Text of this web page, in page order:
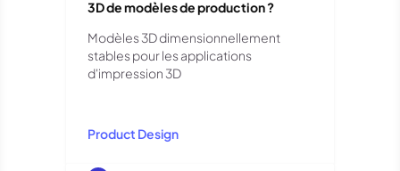
3D de modèles de production ?
Modèles 3D dimensionnellement
stables pour les applications
d'impression 3D
Product Design